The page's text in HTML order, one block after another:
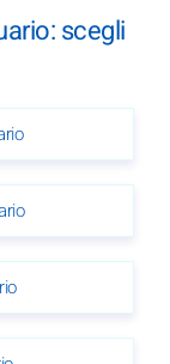
scegli